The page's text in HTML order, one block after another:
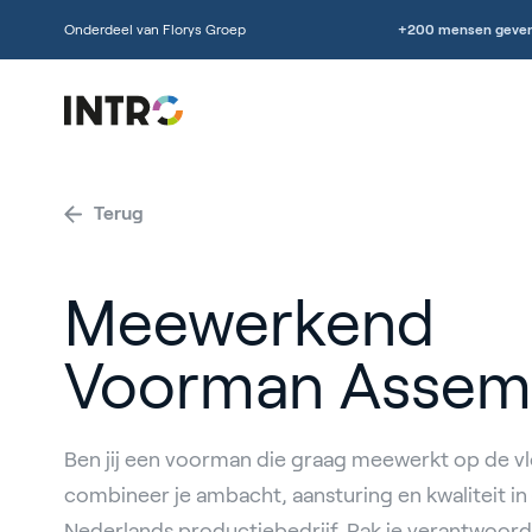
Onderdeel van Florys Groep +200 mensen
Terug
Meewerkend
Voorman
Ben jij een voorman die graag meewerkt op de
combineer je ambacht, aansturing en kwaliteit in